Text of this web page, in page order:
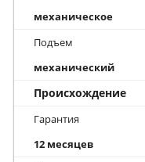
механическое
Подъем
механический
Происхождение
Гарантия
12 месяцев